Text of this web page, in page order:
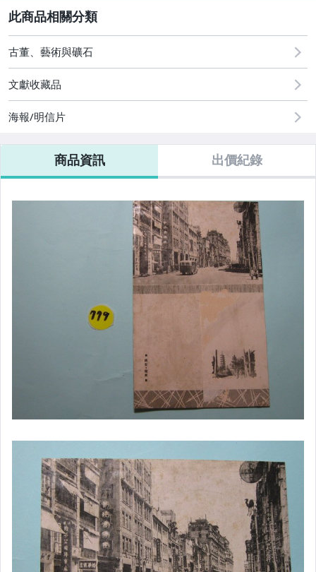
其它
古董、藝術與礦石
文獻收藏品
海報/明信片
商品資訊 出價紀錄